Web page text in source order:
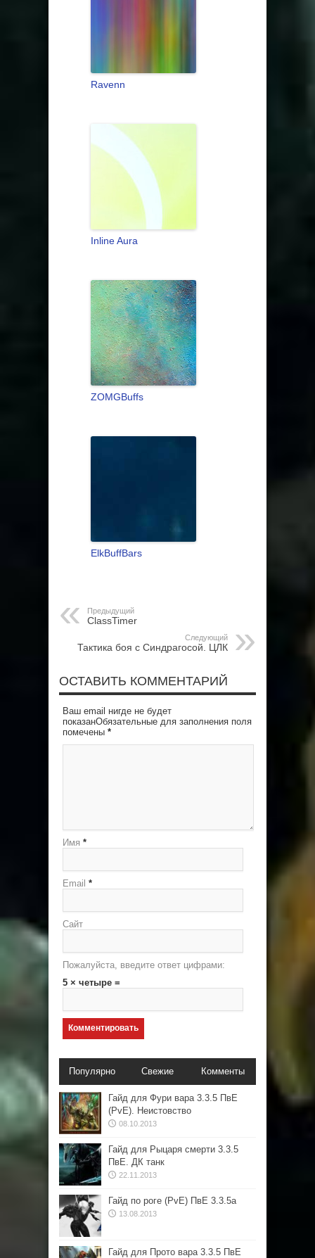
Ravenn
Inline Aura
ZOMGBuffs
ElkBuffBars
Предыдущий
ClassTimer
Следующий
Тактика боя с Синдрагосой. ЦЛК
ОСТАВИТЬ КОММЕНТАРИЙ
Ваш email нигде не будет
показанОбязательные для заполнения поля
помечены *
Имя *
Email *
Сайт
Пожалуйста, введите ответ цифрами:
5 × четыре =
Популярно Свежие Комменты
Гайд для Фури вара 3.3.5 ПвЕ
(PvE). Неистовство
08.10.2013
Гайд для Рыцаря смерти 3.3.5
ПвЕ. ДК танк
22.11.2013
Гайд по роге (PvE) ПвЕ 3.3.5а
13.08.2013
Гайд для Прото вара 3.3.5 ПвЕ